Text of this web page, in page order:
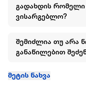
გადახდის
ვისარგებლო?
შემიძლია თუ არა
განაწილებით
მეტის ნახვა